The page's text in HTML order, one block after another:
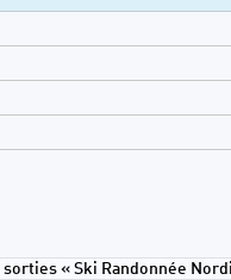
sorties « Ski Randonnée